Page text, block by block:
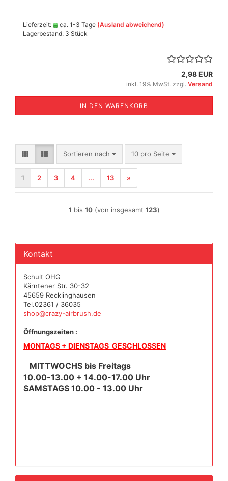
Lieferzeit: ca. 1-3 Tage (Ausland abweichend)
Lagerbestand: 3 Stück
2,98 EUR
inkl. 19% MwSt. zzgl. Versand
IN DEN WARENKORB
Sortieren nach
Sortieren nach 10 pro Seite
pro Seite
1 2 3 4 ... 13 »
1 bis 10(von insgesamt 123)
Kontakt
Schult OHG
Kärntener Str. 30-32
45659 Recklinghausen
Tel.02361 / 36035
shop@crazy-airbrush.de
Öffnungszeiten :
MONTAGS + DIENSTAGS GESCHLOSSEN
MITTWOCHS bis Freitags
10.00-13.00 + 14.00-17.00 Uhr
SAMSTAGS 10.00 - 13.00 Uhr